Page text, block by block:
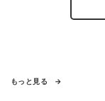
もっと見る